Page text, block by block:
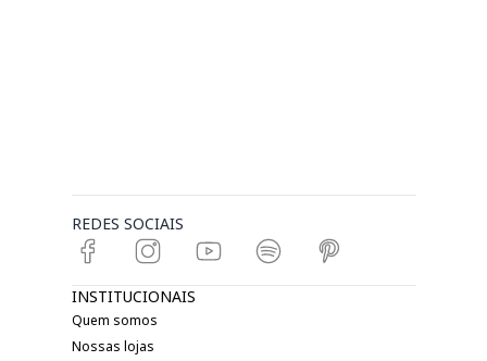
REDES SOCIAIS
INSTITUCIONAIS
Quem somos
Nossas lojas